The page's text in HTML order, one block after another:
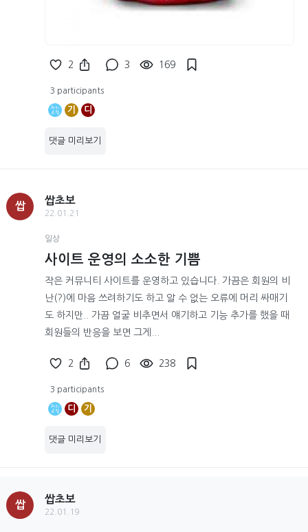
2 3 169
3 participants
기 디
댓글 미리보기
쌉
쌉초보
22.01.21
일상
사이트 운영의 소소한 기쁨
작은 커뮤니티 사이트를 운영하고 있습니다. 가끔은 회원의 비
난(?)에 마음 쓰려하기도 하고 알 수 없는 오류에 머리 싸매기
도 하지만.. 가끔 얼굴 비추면서 얘기하고 기능 추가를 했을 때
회원들의 반응을 보면 그게...
2 6 238
3 participants
디 기
댓글 미리보기
쌉
쌉초보
22.01.19